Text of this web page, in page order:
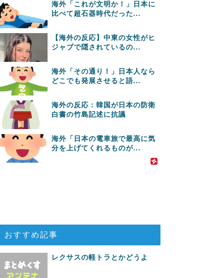
海外「これが文明か！」日本に
比べて超石器時代だった...
【海外の反応】中東の女性がヒ
ジャブで隠されているの...
海外「その通り！」日本人なら
どこでも発展させると語...
海外の反応：韓国が日本の防衛
白書の竹島記述に抗議
海外「日本の電車旅で最高に気
分を上げてくれるものが...
おすすめ記事
レクサスの軽トラとかどうよ